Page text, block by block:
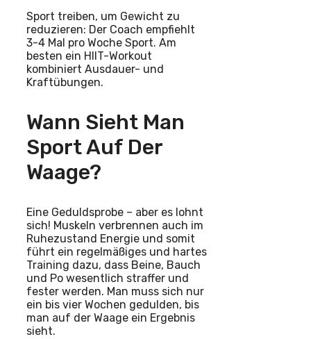
Sport treiben, um Gewicht zu
reduzieren: Der Coach empfiehlt
3-4 Mal pro Woche Sport. Am
besten ein HIIT-Workout
kombiniert Ausdauer- und
Kraftübungen.
Wann Sieht Man
Sport Auf Der
Waage?
Eine Geduldsprobe – aber es lohnt
sich! Muskeln verbrennen auch im
Ruhezustand Energie und somit
führt ein regelmäßiges und hartes
Training dazu, dass Beine, Bauch
und Po wesentlich straffer und
fester werden. Man muss sich nur
ein bis vier Wochen gedulden, bis
man auf der Waage ein Ergebnis
sieht.